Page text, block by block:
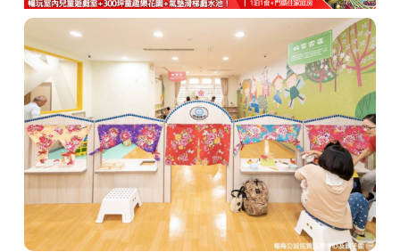
推薦景點
討論區
聯絡我們
APP下載